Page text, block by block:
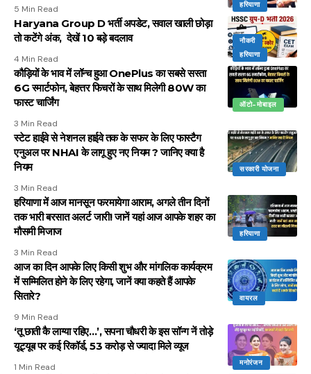
हरियाणा
5 Min Read
नौकरी
हरियाणा
Haryana Group D भर्ती अपडेट, सवाल खाली छोड़ा
तो कटेंगे अंक, देखें 10 बड़े बदलाव
4 Min Read
ऑटो-मोबाइल
कौड़ियों के भाव में लॉन्च हुआ OnePlus का सबसे सस्ता
6G स्मार्टफोन, बेहत्तर फिचरों के साथ मिलेगी 80W का
फास्ट चार्जिंग
3 Min Read
सरकारी योजना
स्टेट हाईवे से नेशनल हाईवे तक के सफर के लिए फास्टैग
एनुअल पर NHAI के लागू हुए नए नियम ? जानिए क्या है
नियम
3 Min Read
हरियाणा
हरियाणा में आज मानसून फरमायेगा आराम, अगले तीन दिनों
तक भारी बरसात अलर्ट जारी! जानें यहां आज आपके शहर का
मौसमी मिजाज
3 Min Read
वायरल
आज का दिन आपके लिए किसी शुभ और मांगलिक कार्यक्रम
में सम्मिलित होने के लिए रहेगा, जानें क्या कहते हैं आपके
सितारे?
9 Min Read
मनोरंजन
‘तू छाती कै लाग्या रहिए…’, सपना चौधरी के इस सॉन्ग नें तोड़े
यूट्यूब पर कई रिकॉर्ड, 53 करोड़ से ज्यादा मिले व्यूज
1 Min Read